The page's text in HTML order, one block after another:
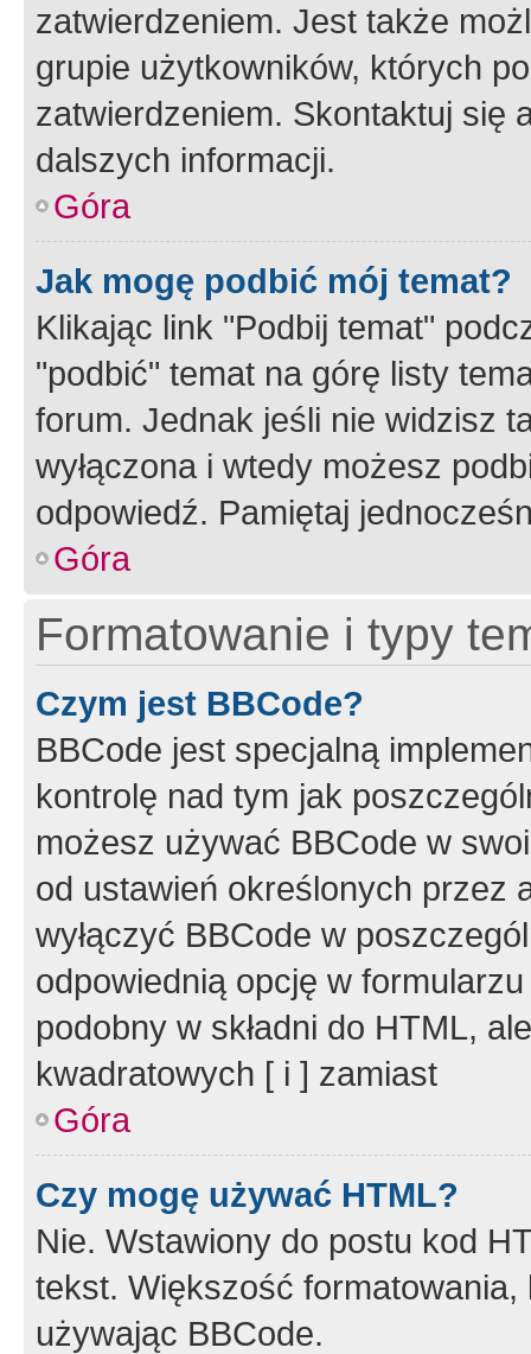
zatwierdzeniem. Jest także
grupie użytkowników, których
zatwierdzeniem. Skontaktuj się
dalszych informacji.
Góra
Jak mogę podbić mój temat?
Klikając link "Podbij temat"
"podbić" temat na górę listy
forum. Jednak jeśli nie widzisz
wyłączona i wtedy możesz
odpowiedź. Pamiętaj
Góra
Formatowanie i typy
Czym jest BBCode?
BBCode jest specjalną
kontrolę nad tym jak
możesz używać BBCode w
od ustawień określonych przez
wyłączyć BBCode w
odpowiednią opcję w
podobny w składni do HTML,
kwadratowych [ i ] zamiast
Góra
Czy mogę używać HTML?
Nie. Wstawiony do postu kod
tekst. Większość
używając BBCode.